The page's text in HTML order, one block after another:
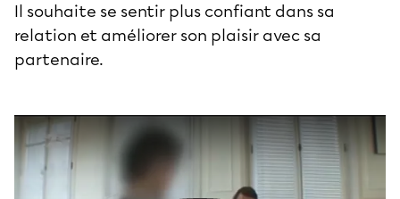
Il souhaite se sentir plus confiant dans sa
relation et améliorer son plaisir avec sa
partenaire.